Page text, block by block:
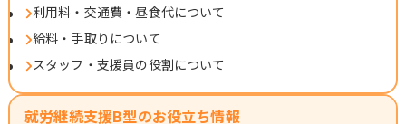
利用料・交通費・昼食代について
給料・手取りについて
スタッフ・支援員の役割について
就労継続支援B型のお役立ち情報